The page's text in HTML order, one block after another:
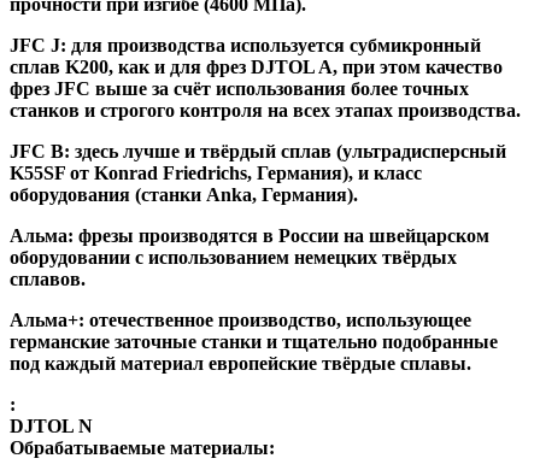
JFC J: для производства используется субмикронный
сплав K200, как и для фрез DJTOL A, при этом качество
фрез JFC выше за счёт использования более точных
станков и строгого контроля на всех этапах производства.
JFC B: здесь лучше и твёрдый сплав (ультрадисперсный
K55SF от Konrad Friedrichs, Германия), и класс
оборудования (станки Anka, Германия).
Альма: фрезы производятся в России на швейцарском
оборудовании с использованием немецких твёрдых
сплавов.
Альма+: отечественное производство, использующее
германские заточные станки и тщательно подобранные
под каждый материал европейские твёрдые сплавы.
:
DJTOL N
Обрабатываемые материалы: